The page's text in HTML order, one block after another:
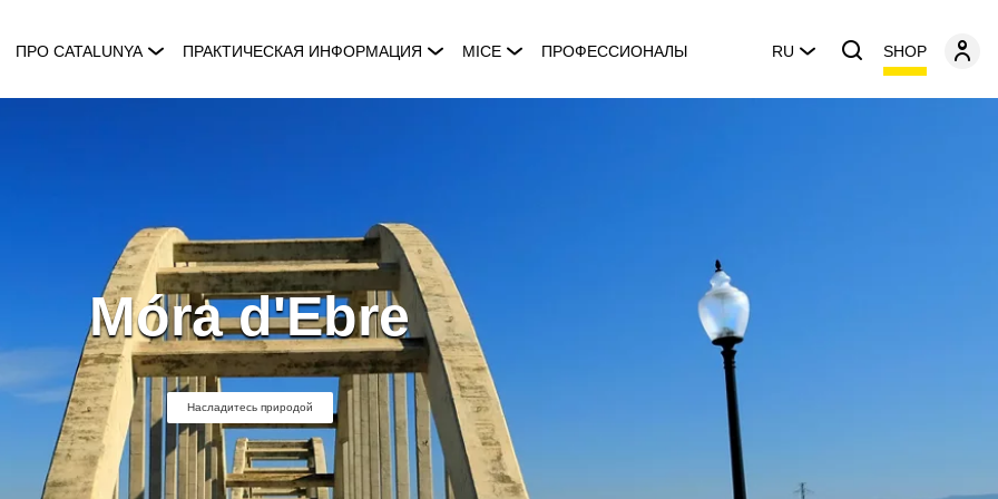
ПРО CATALUNYA ПРАКТИЧЕСКАЯ ИНФОРМАЦИЯ MICE ПРОФЕССИОНАЛЫ RU SHOP
Móra d'Ebre
Насладитесь природой